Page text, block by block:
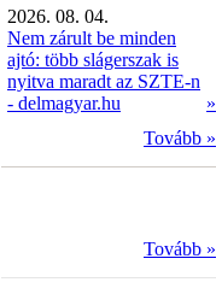
2026. 08. 04.
Nem zárult be minden
ajtó: több slágerszak is
nyitva maradt az SZTE-n
- delmagyar.hu
»
Tovább »
Tovább »